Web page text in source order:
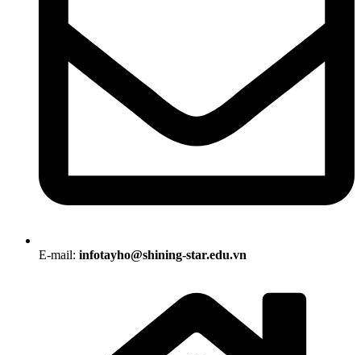
E-mail: infotayho@shining-star.edu.vn